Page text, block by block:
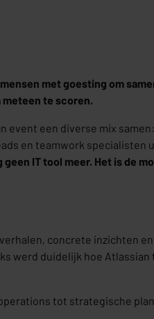
met goesting om
meteen te scoren.
event een diverse mix
en teamwork specialisten
geen IT tool meer. Het is de
concrete inzichten
werd duidelijk hoe Atlassian
tot strategische